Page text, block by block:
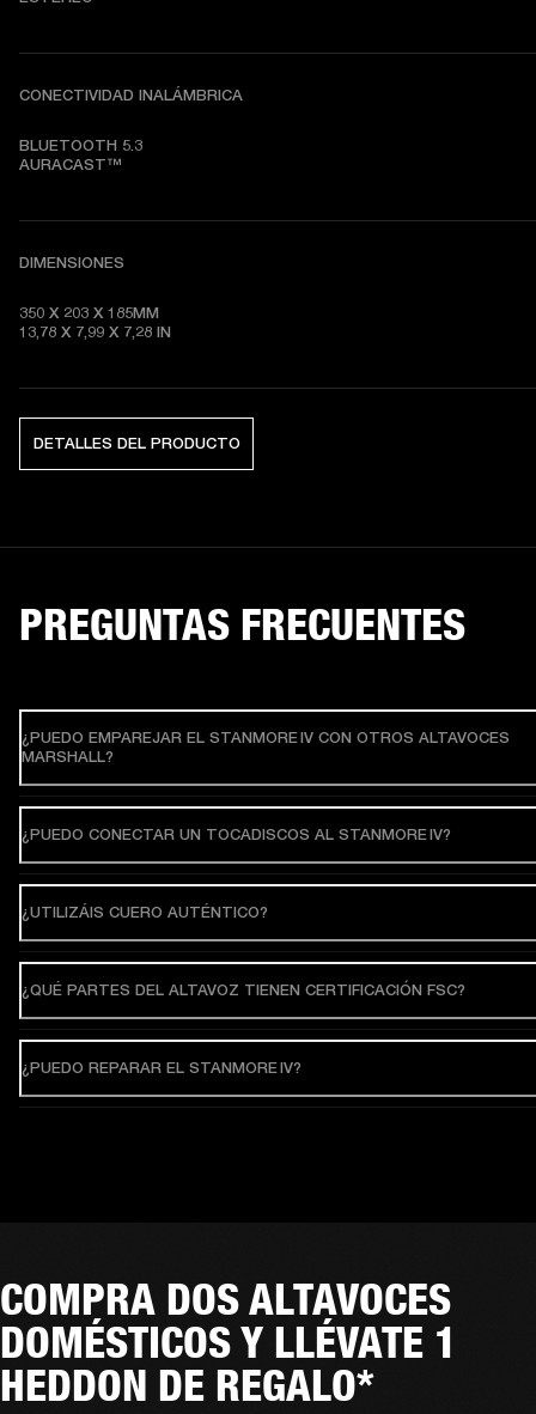
CONECTIVIDAD INALÁMBRICA
BLUETOOTH 5.3
AURACAST™
DIMENSIONES
350 X 203 X 185MM
13,78 X 7,99 X 7,28 IN
DETALLES DEL PRODUCTO
PREGUNTAS FRECUENTES
¿PUEDO EMPAREJAR EL STANMORE IV CON OTROS ALTAVOCES
MARSHALL?
¿PUEDO CONECTAR UN TOCADISCOS AL STANMORE IV?
¿UTILIZÁIS CUERO AUTÉNTICO?
¿QUÉ PARTES DEL ALTAVOZ TIENEN CERTIFICACIÓN FSC?
¿PUEDO REPARAR EL STANMORE IV?
COMPRA DOS ALTAVOCES
DOMÉSTICOS Y LLÉVATE 1
HEDDON DE REGALO*